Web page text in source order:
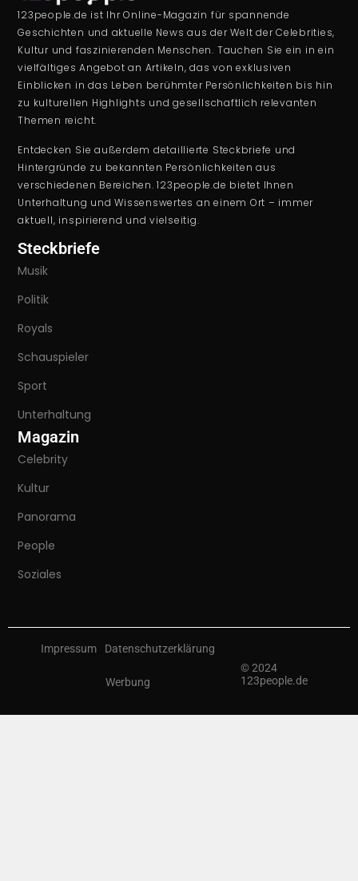
123people.de ist Ihr Online-Magazin für spannende
Geschichten und aktuelle News aus der Welt der Celebrities,
Kultur und faszinierenden Menschen. Tauchen Sie ein in ein
vielfältiges Angebot an Artikeln, das von exklusiven
Einblicken in das Leben berühmter Persönlichkeiten bis hin
zu kulturellen Highlights und gesellschaftlich relevanten
Themen reicht.
Entdecken Sie außerdem detaillierte Steckbriefe und
Hintergründe zu bekannten Persönlichkeiten aus
verschiedenen Bereichen. 123people.de bietet Ihnen
Unterhaltung und Wissenswertes an einem Ort – immer
aktuell, inspirierend und vielseitig.
Steckbriefe
Musik
Politik
Royals
Schauspieler
Sport
Unterhaltung
Magazin
Celebrity
Kultur
Panorama
People
Soziales
© 2024
123people.de
Impressum Datenschutzerklärung
Werbung